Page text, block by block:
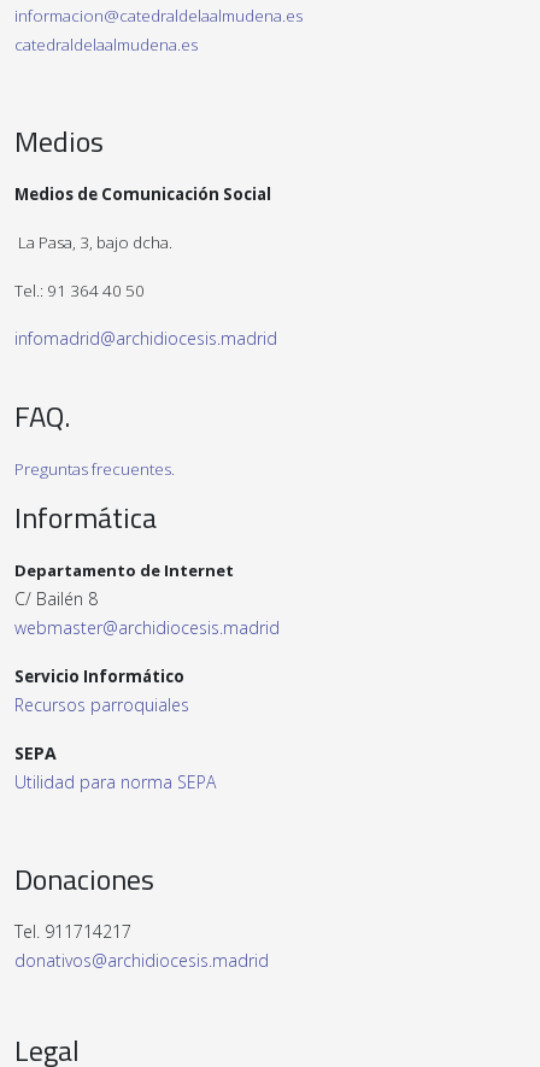
informacion@catedraldelaalmudena.es
catedraldelaalmudena.es
Medios
Medios de Comunicación Social
La Pasa, 3, bajo dcha.
Tel.: 91 364 40 50
infomadrid@archidiocesis.madrid
FAQ.
Preguntas frecuentes.
Informática
Departamento de Internet
C/ Bailén 8
webmaster@archidiocesis.madrid
Servicio Informático
Recursos parroquiales
SEPA
Utilidad para norma SEPA
Donaciones
Tel. 911714217
donativos@archidiocesis.madrid
Legal